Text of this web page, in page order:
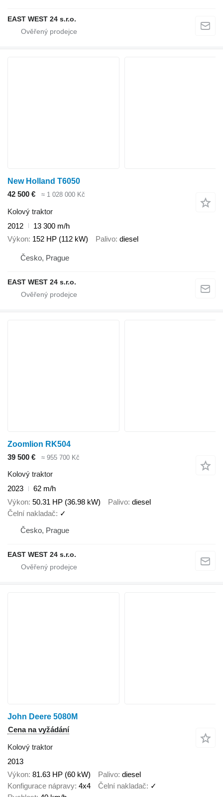
EAST WEST 24 s.r.o.
New Holland T6050
42 500 €
≈ 1 028 000 Kč
Kolový traktor
2012
13 300 m/h
Výkon 152 HP (112 kW) Palivo diesel
Česko, Prague
EAST WEST 24 s.r.o.
Zoomlion RK504
39 500 €
≈ 955 700 Kč
Kolový traktor
2023
62 m/h
Výkon 50.31 HP (36.98 kW) Palivo diesel
Čelní nakladač
✓
Česko, Prague
EAST WEST 24 s.r.o.
John Deere 5080M
Cena na vyžádání
Kolový traktor
2013
Výkon 81.63 HP (60 kW) Palivo diesel
Konfigurace nápravy 4x4 Čelní nakladač
✓